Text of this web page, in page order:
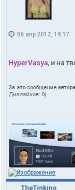
06 апр 2012, 19:17
HyperVasya, и на
За это сообщение автора
Дизлайков: 0)
TheTinkino